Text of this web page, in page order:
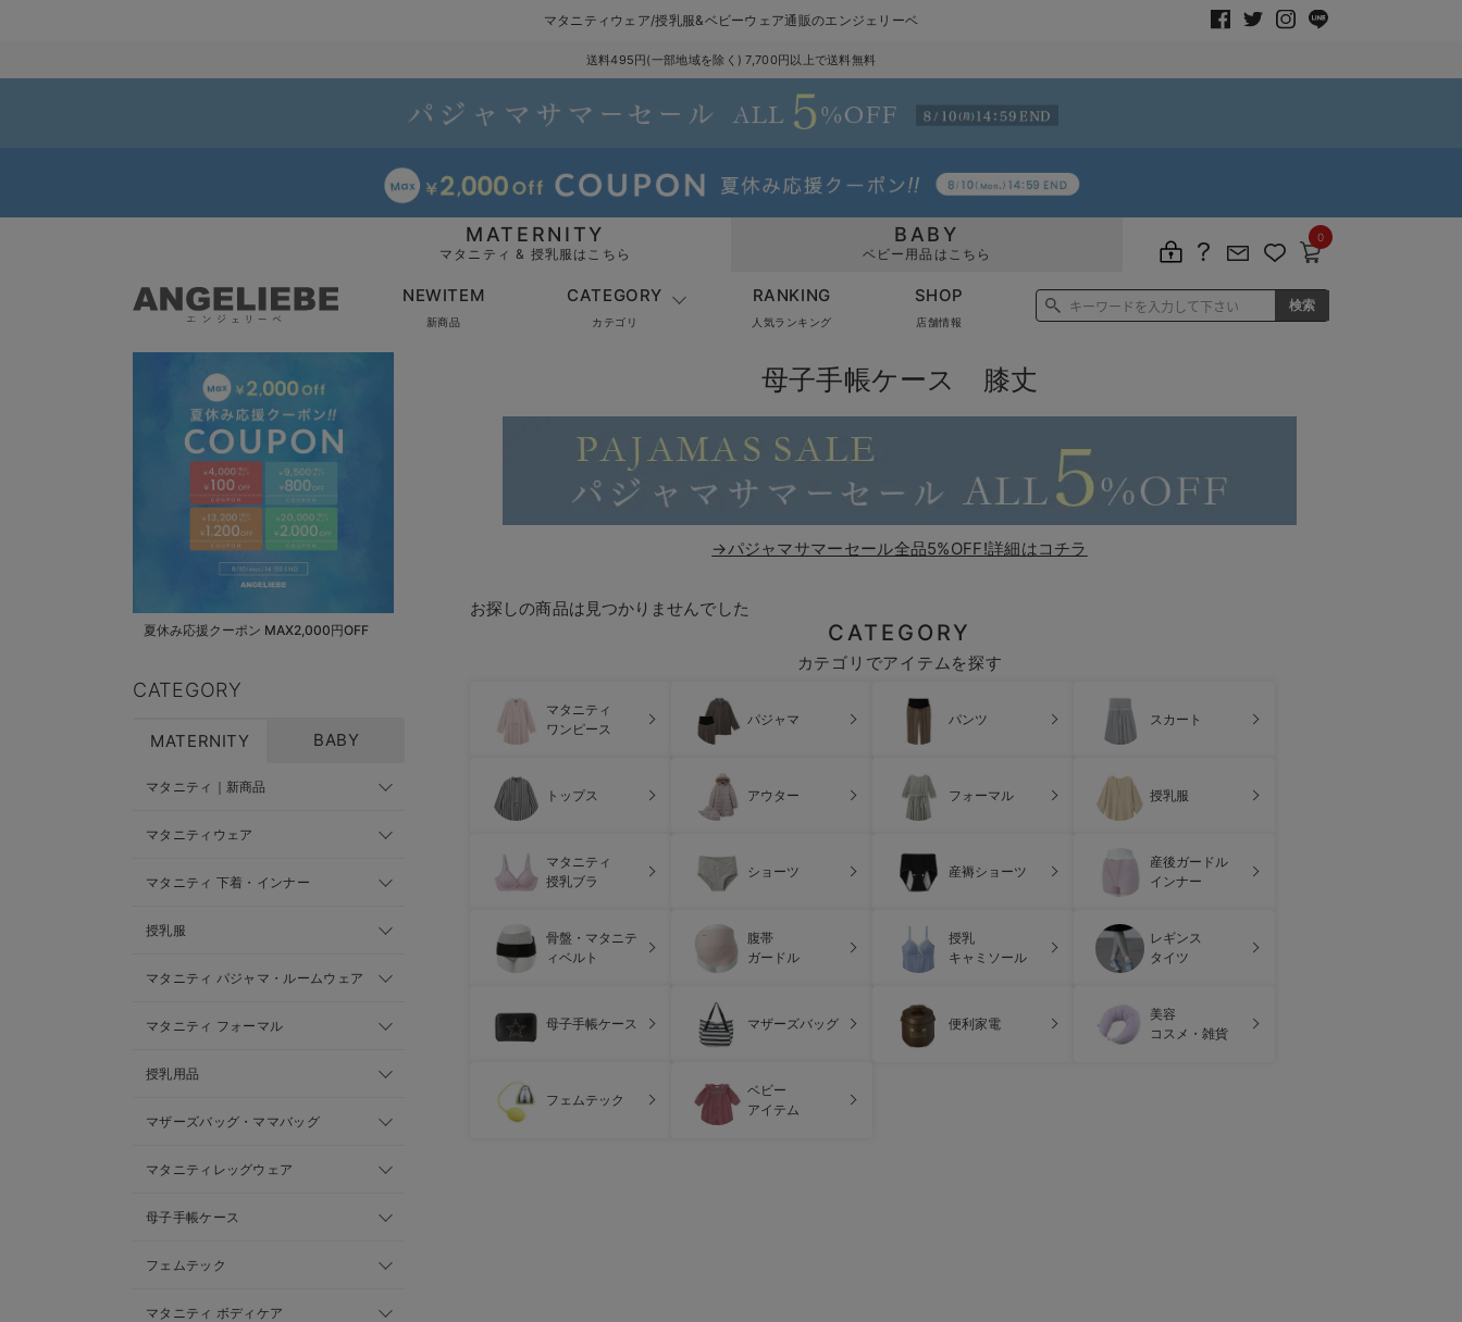
マタニティウェア/授乳服&ベビーウェア通販のエンジェリーベ
送料495円(一部地域を除く) 7,700円以上で送料無料
MATERNITY
マタニティ & 授乳服はこちら
BABY
ベビー用品はこちら
0
NEWITEM
新商品
CATEGORY
カテゴリ
RANKING
人気ランキング
SHOP
店舗情報
夏休み応援クーポン MAX2,000円OFF
CATEGORY
MATERNITY BABY
マタニティ｜新商品
マタニティウェア
マタニティ 下着・インナー
授乳服
マタニティ パジャマ・ルームウェア
マタニティ フォーマル
授乳用品
マザーズバッグ・ママバッグ
マタニティレッグウェア
母子手帳ケース
フェムテック
マタニティ ボディケア
母子手帳ケース 膝丈
→パジャマサマーセール全品5%OFF!詳細はコチラ
お探しの商品は見つかりませんでした
CATEGORY
カテゴリでアイテムを探す
マタニティ
ワンピース
パジャマ パンツ スカート
トップス アウター フォーマル 授乳服
マタニティ
授乳ブラ
ショーツ 産褥ショーツ
産後ガードル
インナー
骨盤・マタニテ
ィベルト
腹帯
ガードル
授乳
キャミソール
レギンス
タイツ
母子手帳ケース マザーズバッグ 便利家電
美容
コスメ・雑貨
フェムテック
ベビー
アイテム